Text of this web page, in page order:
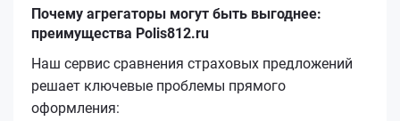
Почему агрегаторы могут быть выгоднее:
преимущества Polis812.ru
Наш сервис сравнения страховых предложений
решает ключевые проблемы прямого
оформления: